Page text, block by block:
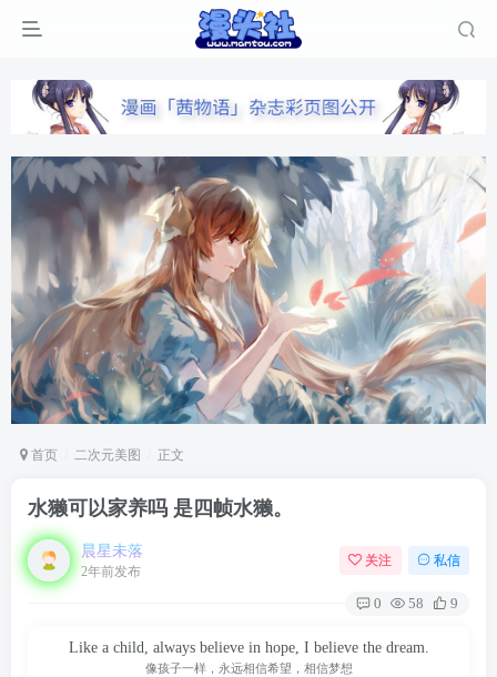
首页 二次元美图 正文
水獭可以家养吗 是四帧水獭。
晨星未落
2年前发布
关注 私信
0 58 9
Like a child, always believe in hope, I believe the dream.
像孩子一样，永远相信希望，相信梦想